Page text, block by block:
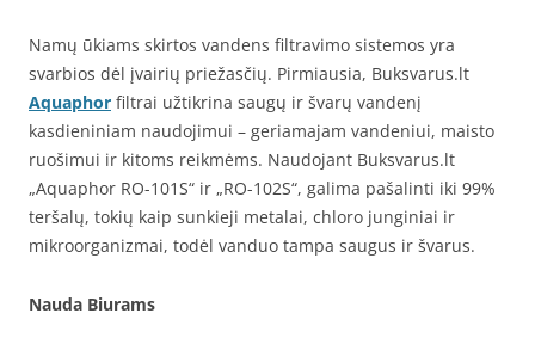
Namų ūkiams skirtos vandens filtravimo sistemos yra
svarbios dėl įvairių priežasčių. Pirmiausia, Buksvarus.lt
Aquaphor filtrai užtikrina saugų ir švarų vandenį
kasdieniniam naudojimui – geriamajam vandeniui, maisto
ruošimui ir kitoms reikmėms. Naudojant Buksvarus.lt
„Aquaphor RO-101S“ ir „RO-102S“, galima pašalinti iki 99%
teršalų, tokių kaip sunkieji metalai, chloro junginiai ir
mikroorganizmai, todėl vanduo tampa saugus ir švarus.
Nauda Biurams